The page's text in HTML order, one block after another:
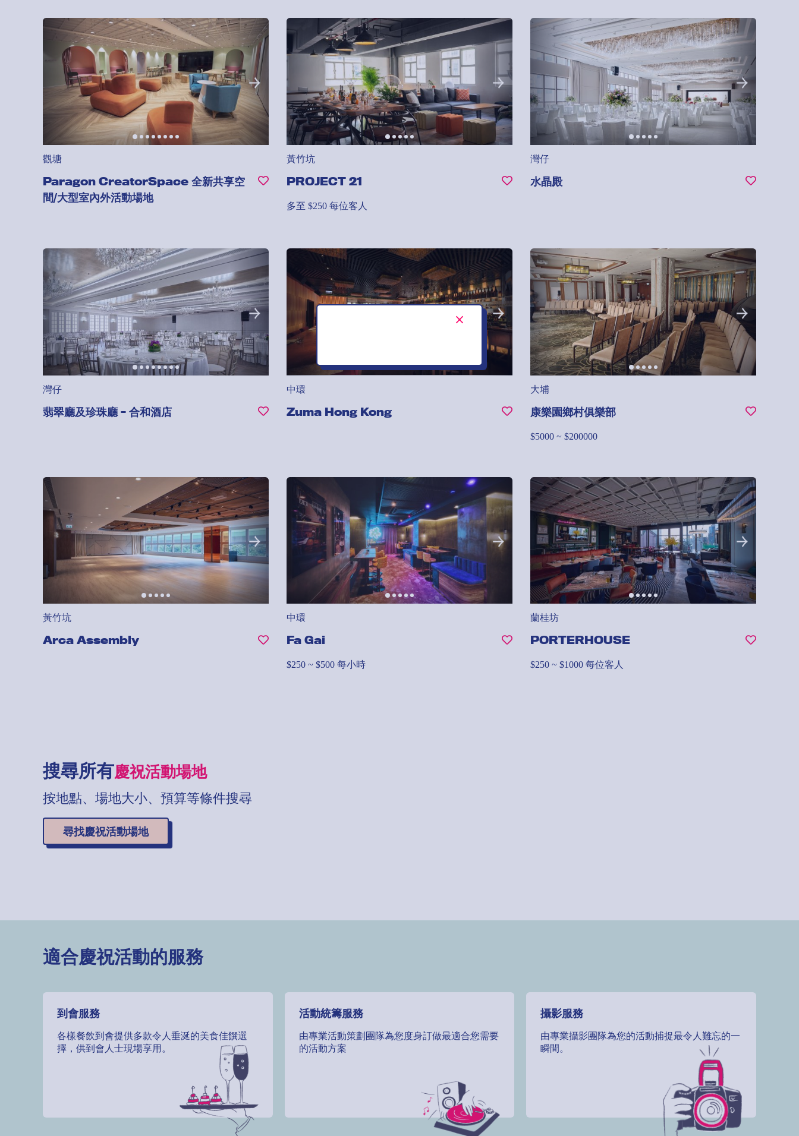
觀塘
Paragon CreatorSpace 全新共享空
間/大型室內外活動場地
黃竹坑
PROJECT 21
多至 $250 每位客人
灣仔
水晶殿
灣仔
翡翠廳及珍珠廳 - 合和酒店
中環
Zuma Hong Kong
大埔
康樂園鄉村俱樂部
$5000 ~ $200000
黃竹坑
Arca Assembly
中環
Fa Gai
$250 ~ $500 每小時
蘭桂坊
PORTERHOUSE
$250 ~ $1000 每位客人
搜尋所有慶祝活動場地
按地點、場地大小、預算等條件搜尋
尋找慶祝活動場地
適合慶祝活動的服務
到會服務
各樣餐飲到會提供多款令人垂涎的美食佳饌選
擇，供到會人士現場享用。
活動統籌服務
由專業活動策劃團隊為您度身訂做最適合您需要
的活動方案
攝影服務
由專業攝影團隊為您的活動捕捉最令人難忘的一
瞬間。